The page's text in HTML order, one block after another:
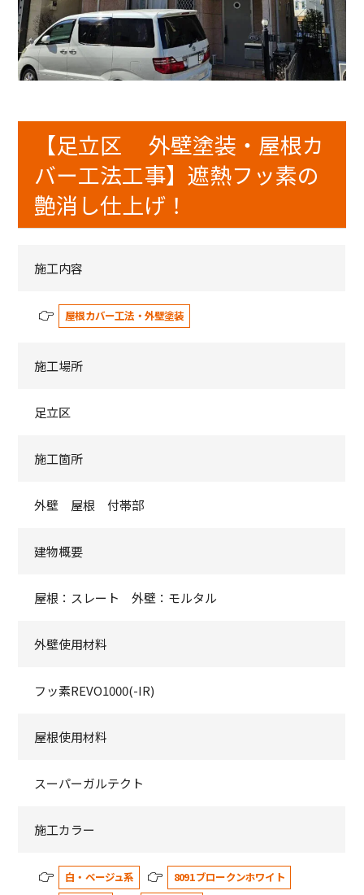
【足立区 外壁塗装・屋根カ
バー工法工事】遮熱フッ素の
艶消し仕上げ！
施工内容
屋根カバー工法・外壁塗装
施工場所
足立区
施工箇所
外壁 屋根 付帯部
建物概要
屋根：スレート 外壁：モルタル
外壁使用材料
フッ素REVO1000(-IR)
屋根使用材料
スーパーガルテクト
施工カラー
白・ベージュ系
8091 ブロークンホワイト